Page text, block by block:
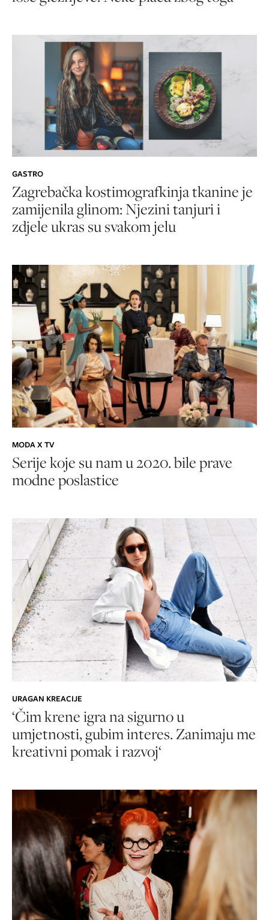
GASTRO
Zagrebačka kostimografkinja tkanine je
zamijenila glinom: Njezini tanjuri i
zdjele ukras su svakom jelu
MODA X TV
Serije koje su nam u 2020. bile prave
modne poslastice
URAGAN KREACIJE
‘Čim krene igra na sigurno u
umjetnosti, gubim interes. Zanimaju me
kreativni pomak i razvoj‘